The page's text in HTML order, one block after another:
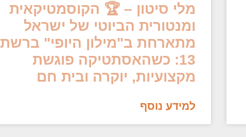
מלי סיטון – 🏆 הקוסמטיקאית
ומנטורית הביוטי של ישראל
מתארחת ב"מילון היופי" ברשת
13: כשהאסתטיקה פוגשת
מקצועיות, יוקרה ובית חם
למידע נוסף